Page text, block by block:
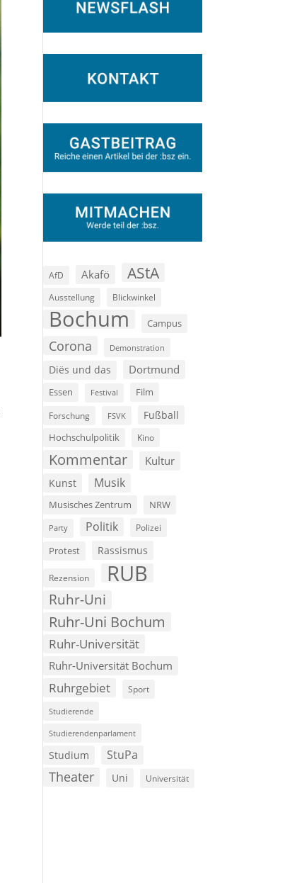
AfD Akafö AStA
Ausstellung Blickwinkel
Bochum Campus
Corona Demonstration
Diës und das Dortmund
Essen Festival Film
Forschung FSVK Fußball
Hochschulpolitik Kino
Kommentar Kultur
Kunst Musik
Musisches Zentrum NRW
Party Politik Polizei
Protest Rassismus
Rezension RUB
Ruhr-Uni
Ruhr-Uni Bochum
Ruhr-Universität
Ruhr-Universität Bochum
Ruhrgebiet Sport
Studierende
Studierendenparlament
Studium StuPa
Theater Uni Universität